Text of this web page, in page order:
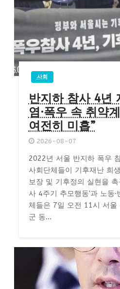
사회
반지하 참사 4년
염·폭우 속 취약
여전히 미흡”
2026-08-07
2022년 서울 반지하 폭우
사회단체들이 기후재난 희
보장 및 기후정의 실현을
사 4주기 추모행동'과 노동·
체들은 7일 오전 11시 서울
군 동...